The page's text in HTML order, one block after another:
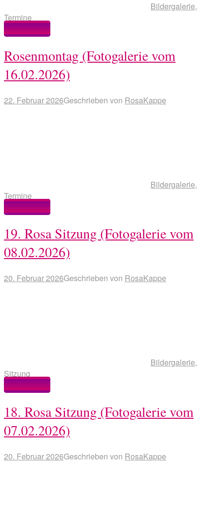
Bildergalerie,
Termine
Weiterlesen
Rosenmontag (Fotogalerie vom
16.02.2026)
22. Februar 2026Geschrieben von RosaKappe
Bildergalerie,
Termine
Weiterlesen
19. Rosa Sitzung (Fotogalerie vom
08.02.2026)
20. Februar 2026Geschrieben von RosaKappe
Bildergalerie,
Sitzung
Weiterlesen
18. Rosa Sitzung (Fotogalerie vom
07.02.2026)
20. Februar 2026Geschrieben von RosaKappe